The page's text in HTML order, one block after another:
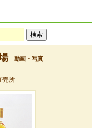
動画・写真
売所